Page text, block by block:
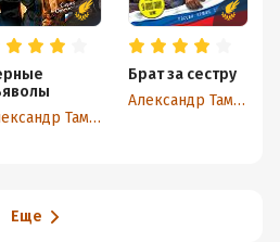
Александр Тамоников
Брат за сестру
Александр Тамоников
Еще